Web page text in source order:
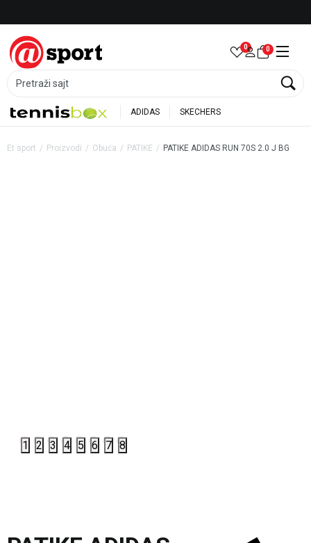
Pretraži sajt
0 0
ADIDAS SKECHERS
Et sport Proizvodi Obuća PATIKE PATIKE ADIDAS RUN 70S 2.0 J BG
1 2 3 4 5 6 7 8